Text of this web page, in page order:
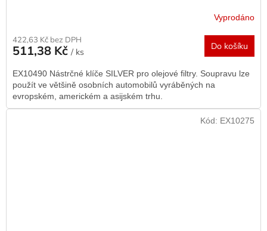
Vyprodáno
422,63 Kč bez DPH
511,38 Kč / ks
Do košíku
EX10490 Nástrčné klíče SILVER pro olejové filtry. Soupravu lze
použít ve většině osobních automobilů vyráběných na
evropském, americkém a asijském trhu.
Kód: EX10275